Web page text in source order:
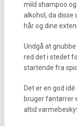
mild shampoo
alkohol, da disse
hår og dine
Undgå at
red det i stedet
startende fra
Det er en god
bruger føntørrer
altid